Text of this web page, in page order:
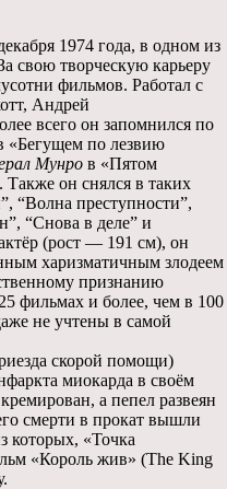
1974 года, в одном из
свою творческую карьеру
фильмов. Работал с
Андрей
всего он запомнился по
«Бегущем по лезвию
Мунро в «Пятом
Также он снялся в таких
“Волна преступности”,
“Снова в деле” и
(рост — 191 см), он
харизматичным злодеем
признанию
фильмах и более, чем в 100
не учтены в самой
скорой помощи)
миокарда в своём
а пепел развеян
смерти в прокат вышли
которых, «Точка
«Король жив» (The King